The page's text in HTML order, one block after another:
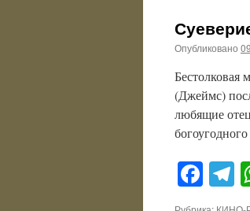
Опубликовано
Бестолковая
(Джеймс)
любящие